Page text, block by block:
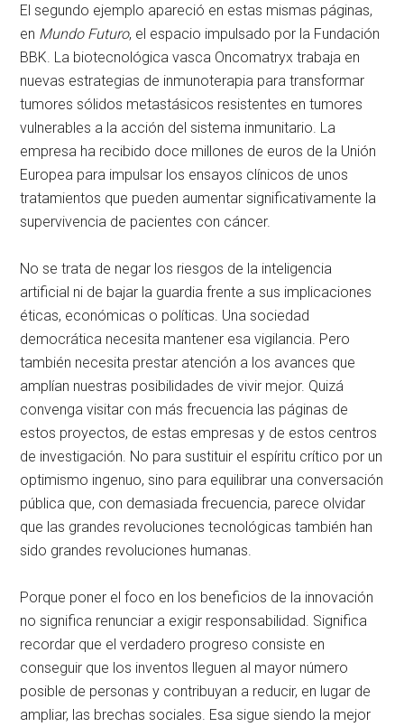
El segundo ejemplo apareció en estas mismas páginas,
en Mundo Futuro, el espacio impulsado por la Fundación
BBK. La biotecnológica vasca Oncomatryx trabaja en
nuevas estrategias de inmunoterapia para transformar
tumores sólidos metastásicos resistentes en tumores
vulnerables a la acción del sistema inmunitario. La
empresa ha recibido doce millones de euros de la Unión
Europea para impulsar los ensayos clínicos de unos
tratamientos que pueden aumentar significativamente la
supervivencia de pacientes con cáncer.
No se trata de negar los riesgos de la inteligencia
artificial ni de bajar la guardia frente a sus implicaciones
éticas, económicas o políticas. Una sociedad
democrática necesita mantener esa vigilancia. Pero
también necesita prestar atención a los avances que
amplían nuestras posibilidades de vivir mejor. Quizá
convenga visitar con más frecuencia las páginas de
estos proyectos, de estas empresas y de estos centros
de investigación. No para sustituir el espíritu crítico por un
optimismo ingenuo, sino para equilibrar una conversación
pública que, con demasiada frecuencia, parece olvidar
que las grandes revoluciones tecnológicas también han
sido grandes revoluciones humanas.
Porque poner el foco en los beneficios de la innovación
no significa renunciar a exigir responsabilidad. Significa
recordar que el verdadero progreso consiste en
conseguir que los inventos lleguen al mayor número
posible de personas y contribuyan a reducir, en lugar de
ampliar, las brechas sociales. Esa sigue siendo la mejor